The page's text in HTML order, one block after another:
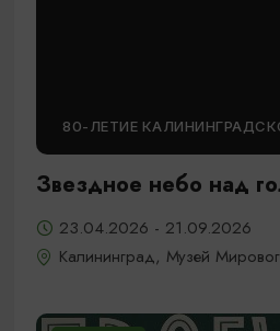
80-ЛЕТИЕ
Звездное небо над
23.04.2026 - 21.09.2026
Калининград, Музей